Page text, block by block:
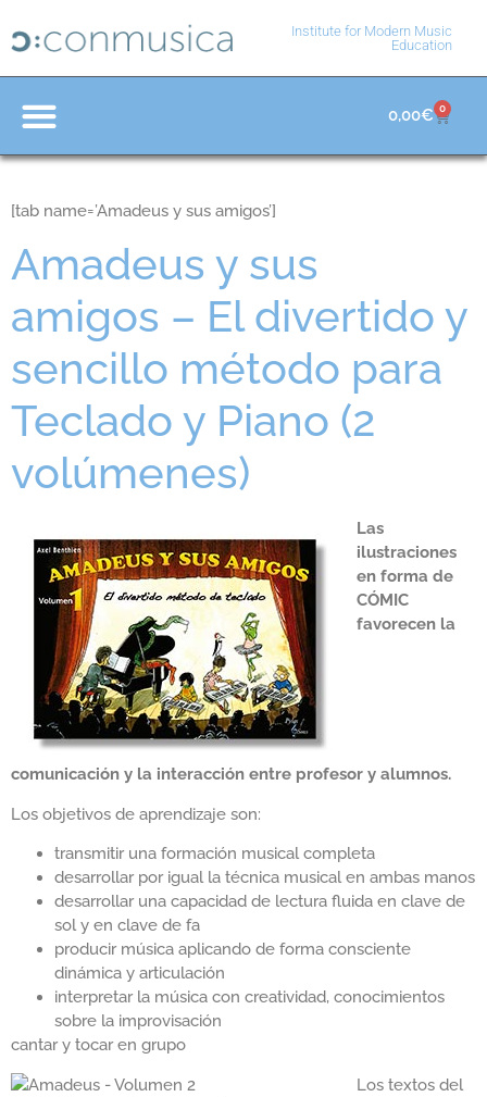
Institute for Modern Music
Education
0,00€ 0
[tab name=’Amadeus y sus amigos’]
Amadeus y sus
amigos – El divertido y
sencillo método para
Teclado y Piano (2
volúmenes)
Las
ilustraciones
en forma de
CÓMIC
favorecen la
comunicación y la interacción entre profesor y alumnos.
Los objetivos de aprendizaje son:
transmitir una formación musical completa
desarrollar por igual la técnica musical en ambas manos
desarrollar una capacidad de lectura fluida en clave de
sol y en clave de fa
producir música aplicando de forma consciente
dinámica y articulación
interpretar la música con creatividad, conocimientos
sobre la improvisación
cantar y tocar en grupo
Los textos del